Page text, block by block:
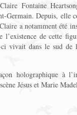
Fontaine
Germain. Depuis, elle
a notamment été
de cette
vivait dans le sud de
holographique à
Jésus et Marie